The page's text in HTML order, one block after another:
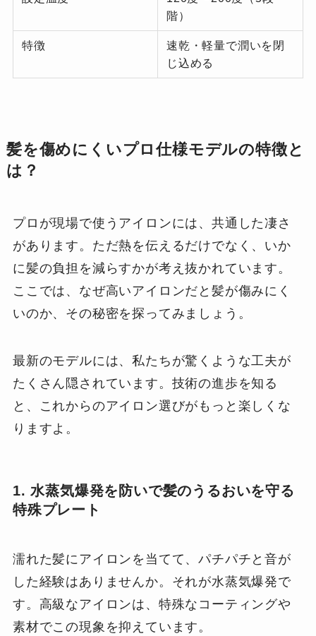
階）
特徴
速乾・軽量で潤いを閉
じ込める
髪を傷めにくいプロ仕様モデルの特徴と
は？
プロが現場で使うアイロンには、共通した凄さ
があります。ただ熱を伝えるだけでなく、いか
に髪の負担を減らすかが考え抜かれています。
ここでは、なぜ高いアイロンだと髪が傷みにく
いのか、その秘密を探ってみましょう。
最新のモデルには、私たちが驚くような工夫が
たくさん隠されています。技術の進歩を知る
と、これからのアイロン選びがもっと楽しくな
りますよ。
1. 水蒸気爆発を防いで髪のうるおいを守る
特殊プレート
濡れた髪にアイロンを当てて、パチパチと音が
した経験はありませんか。それが水蒸気爆発で
す。高級なアイロンは、特殊なコーティングや
素材でこの現象を抑えています。